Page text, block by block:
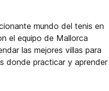
mundo del tenis en
el equipo de Mallorca
las mejores villas para
donde practicar y aprender